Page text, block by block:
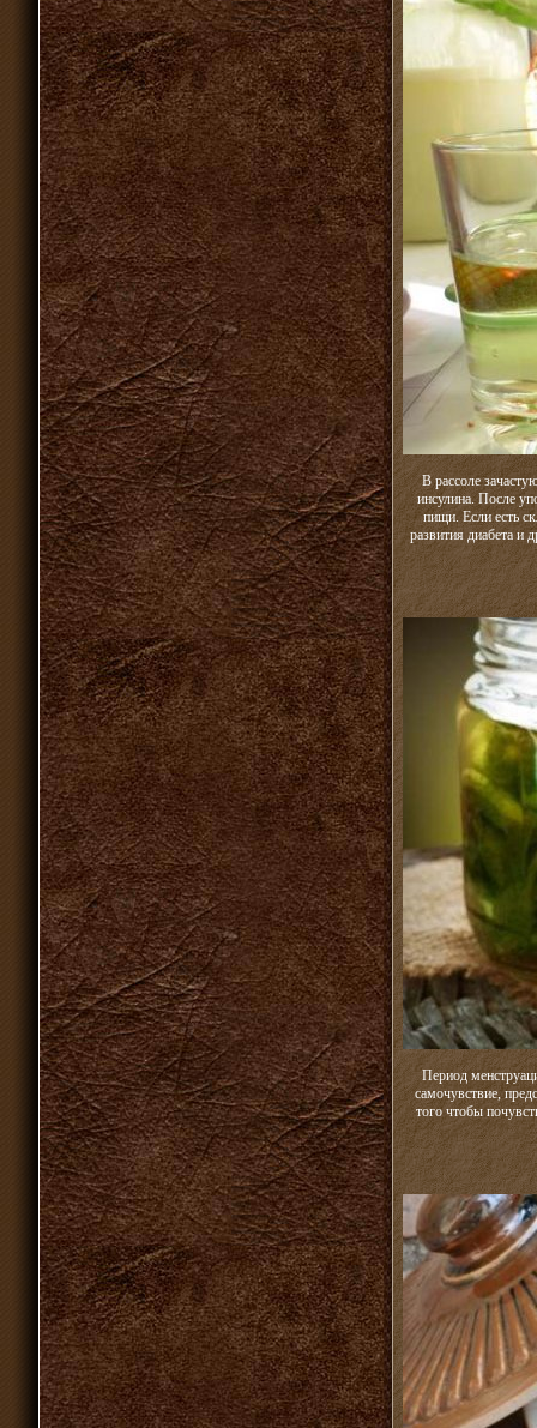
В рассоле
инсулина. После
пищи. Если есть
развития диабета и
Период
самочувствие,
того чтобы